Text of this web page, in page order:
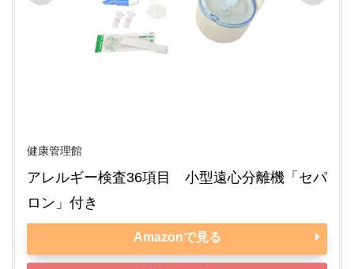
健康管理館
アレルギー検査36項目　小型遠心分離機「セパ
ロン」付き
Amazonで見る